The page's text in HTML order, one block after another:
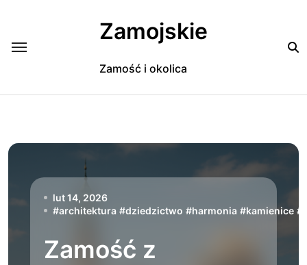
Zamojskie
Zamość i okolica
lut 14, 2026
#architektura #dziedzictwo #harmonia #kamienice #
Zamość z